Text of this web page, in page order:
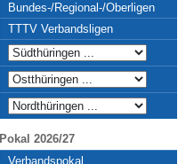
Bundes-/Regional-/Oberligen
TTTV Verbandsligen
Pokal 2026/27
Verbandspokal